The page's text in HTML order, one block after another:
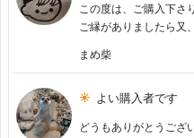
この度は、ご購入下さ
ご縁がありましたら又
まめ柴
よい購入者です
どうもありがとうござ